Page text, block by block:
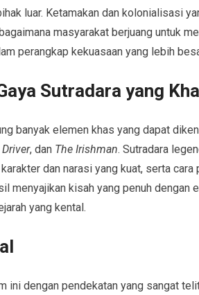
luar. Ketamakan dan kolonialisasi
masyarakat berjuang untuk
perangkap kekuasaan yang lebih
Sutradara yang
banyak elemen khas yang dapat
Driver, dan The Irishman. Sutradara
dan narasi yang kuat, serta
menyajikan kisah yang penuh dengan
yang kental.
ini dengan pendekatan yang sangat